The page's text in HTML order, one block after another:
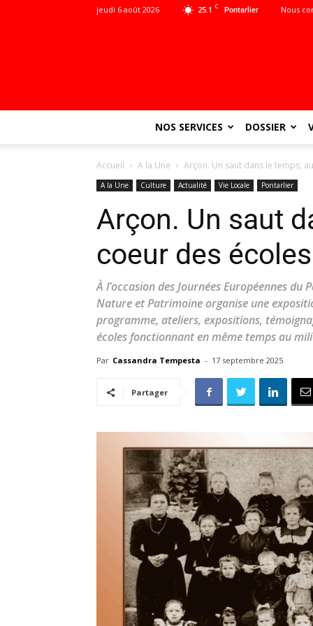
25.1 C Pontarlier
jeudi 6 août 2026 Nous
NOS SERVICES DOSSIER
Accueil A la Une Arçon. Un saut dans le temps,
A la Une Culture Actualité Vie Locale Pontarlier
Arçon. Un saut
coeur des
À l’occasion des Journées Européennes
Nature et Patrimoine organise une
programme, ateliers, expositions,
écoles fonctionnant en même temps au
Par Cassandra Tempesta - 17 septembre 2025
Partager